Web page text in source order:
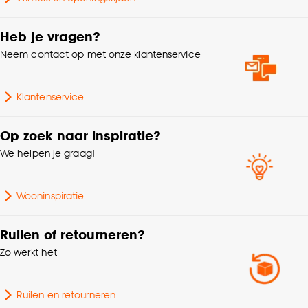
cookieverklaring
Geschikt voor Magnetron, Vaatwasser
Breedte
Heb je vragen?
Neem contact op met onze klantenservice
Klantenservice
Op zoek naar inspiratie?
We helpen je graag!
Wooninspiratie
Ruilen of retourneren?
Zo werkt het
Ruilen en retourneren